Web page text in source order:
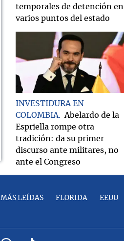
temporales de detención en
varios puntos del estado
INVESTIDURA EN
COLOMBIA
Abelardo de la
Espriella rompe otra
tradición: da su primer
discurso ante militares, no
ante el Congreso
MÁS LEÍDAS FLORIDA EEUU